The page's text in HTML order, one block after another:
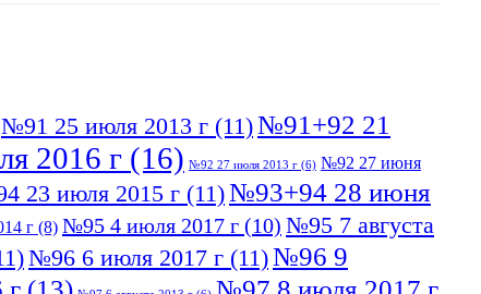
№91 25 июля 2013 г (11)№91+92 21
2016 г (16) №92 27 июля 2013 г (6) №92 27 июня
23 июля 2015 г (11)№93+94 28 июня
г (8) №95 4 июля 2017 г (10) №95 7 августа
№96 6 июля 2017 г (11)№96 9